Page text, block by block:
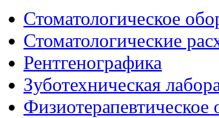
Стоматологическое
Стоматологические
Рентгенографика
Зуботехническая
Физиотерапевтическое